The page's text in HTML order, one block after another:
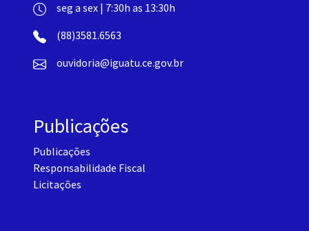
seg a sex | 7:30h as 13:30h
(88)3581.6563
ouvidoria@iguatu.ce.gov.br
Publicações
Publicações
Responsabilidade Fiscal
Licitações